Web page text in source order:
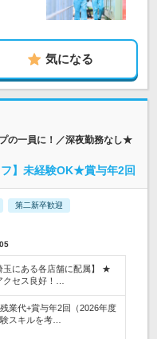
気になる
の一員に！／深夜勤務なし★
】未経験OK★賞与年2回
第二新卒歓迎
玉にある各店舗に配属】 ★
クセス良好！…
業代+賞与年2回（2026年度
スキルを考…